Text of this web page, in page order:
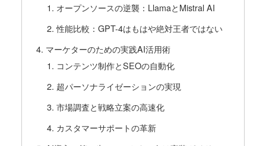
オープンソースの逆襲：LlamaとMistral AI
性能比較：GPT-4はもはや絶対王者ではない
マーケターのための実践AI活用術
コンテンツ制作とSEOの自動化
超パーソナライゼーションの実現
市場調査と戦略立案の高速化
カスタマーサポートの革新